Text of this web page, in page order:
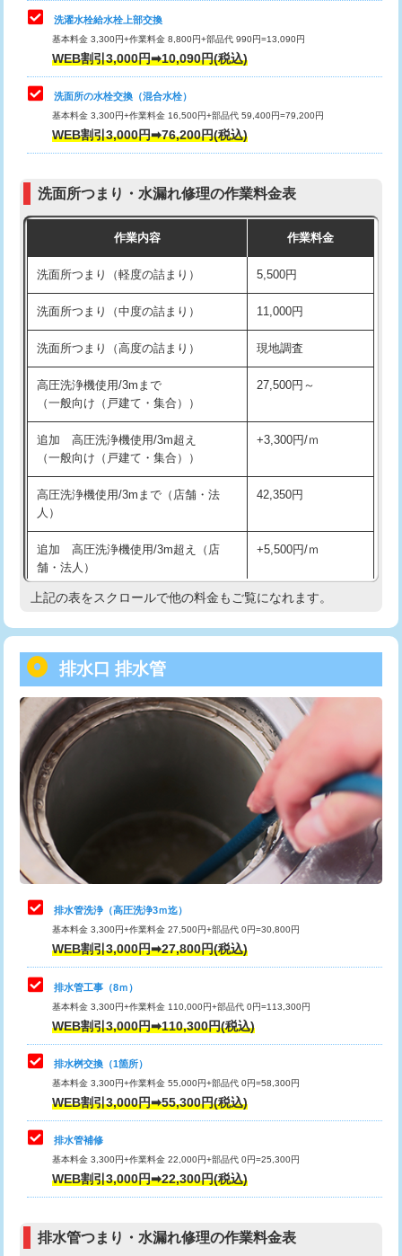
排水管工事（追加 排水管工事/3ｍ超
え）
マス交換（土の掘削・埋め戻し作業）
マス交換（深さ50㎝未満）
マス交換（深さ50㎝以上）
モルタル補修（厚さ10㎝まで） 27,500円
モルタル補修（厚さ10㎝超え） 38,500円
洗面台設置 38,500円
バスタブ設置 現場見積
追加人工 16,500円
廃棄・処分
※給水管工事は20mmまでの価格です。
交換・取付（タンク）
交換・取付(単水栓（壁付・デッキ
式）)
交換・取付(混合水栓（壁付・デッキ
式・ワンホール）)
16,500円+材料費
（P/S/ポップアップ））
交換・取付（その他部品） 11,000円+材料費
持込商品取付（単水栓） 13,200円
持込商品取付（混合水栓） 16,500円
持込商品取付（浄水器・分岐水栓） 16,500円
給水管工事※（ホール加工) 16,500円
給水管工事※（バンド止め)
給水管工事※（支持金具設置) 5,500円
給水管工事※（保温材使用（バンド止
め込み）)
5,500円
給水管工事※（土の掘削・埋め戻し作
業)
11,000円
給水管工事※（塩ビ管（VP・HI）使
用/3ｍまで)
用（追加）/3ｍ超え)
給水管工事※（ライニング鋼管・銅
管・ポリ管・HT管使用/3ｍまで)
44,000円
給水管工事※（ライニング鋼管・銅
管・ポリ管・HT管使用/3ｍ超え)
+8,800円
排水管工事（土の掘削・埋め戻し作
業）
11,000円~
排水管工事（排水管工事/3ｍまで） 55,000円
排水管工事（追加 排水管工事/3ｍ超
え）
マス交換（土の掘削・埋め戻し作業）
マス交換（深さ50㎝未満）
マス交換（深さ50㎝以上）
コンクリート斫り（厚さ10㎝まで）
コンクリート斫り（厚さ10㎝超え）
モルタル補修（厚さ10㎝まで）
モルタル補修（厚さ10㎝超え）
追加人工 16,500円
洗濯水栓給水栓上部交換
基本料金 3,300円+作業料金 8,800円+部品代 990円=13,090円
WEB割引3,000円➡10,090円(税込)
洗面所の水栓交換（混合水栓）
基本料金 3,300円+作業料金 16,500円+部品代 59,400円=79,200円
WEB割引3,000円➡76,200円(税込)
洗面所つまり・水漏れ修理の作業料金表
作業内容 作業料金
洗面所つまり（軽度の詰まり） 5,500円
洗面所つまり（中度の詰まり） 11,000円
洗面所つまり（高度の詰まり） 現地調査
高圧洗浄機使用/3mまで
（一般向け（戸建て・集合））
27,500円～
追加 高圧洗浄機使用/3m超え
（一般向け（戸建て・集合））
+3,300円/ｍ
高圧洗浄機使用/3mまで（店舗・法
人）
42,350円
追加 高圧洗浄機使用/3m超え（店
舗・法人）
+5,500円/ｍ
高度高圧洗浄換 現地調査
トーラー機使用/3mまで
追加トーラー機使用/3m超え +3,300円
カメラ調査 33,000円
桝清掃 8,800円
止水・漏水調査・防水処理・清掃・修
理・調整・分解・加工など（軽作業）
11,000円
止水・漏水調査・防水処理・清掃・修
理・調整・分解・加工など（中作業）
22,000円
止水・漏水調査・防水処理・清掃・修
理・調整・分解・加工など（重作業）
33,000円
その他部品の脱着
交換・取付（タンク）
交換・取付(単水栓（壁付・デッキ
式）)
交換・取付(混合水栓（壁付・デッキ
式・ワンホール）)
16,500円+材料費
交換・取付(排水栓・排水トラップ
交換・取付（その他部品） 11,000円+材料費
上記の表をスクロールで他の料金もご覧になれます。
排水口 排水管
排水管洗浄（高圧洗浄3ｍ迄）
基本料金 3,300円+作業料金 27,500円+部品代 0円=30,800円
WEB割引3,000円➡27,800円(税込)
排水管工事（8ｍ）
基本料金 3,300円+作業料金 110,000円+部品代 0円=113,300円
WEB割引3,000円➡110,300円(税込)
排水桝交換（1箇所）
基本料金 3,300円+作業料金 55,000円+部品代 0円=58,300円
WEB割引3,000円➡55,300円(税込)
排水管補修
基本料金 3,300円+作業料金 22,000円+部品代 0円=25,300円
WEB割引3,000円➡22,300円(税込)
排水管つまり・水漏れ修理の作業料金表